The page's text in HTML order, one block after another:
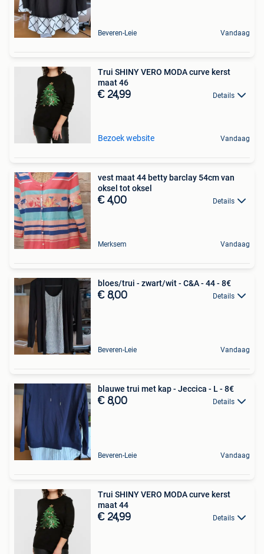
Beveren-Leie Vandaag
Trui SHINY VERO MODA curve kerst
maat 46
€ 24,99 Details
Bezoek website Vandaag
vest maat 44 betty barclay 54cm van
oksel tot oksel
€ 4,00 Details
Merksem Vandaag
bloes/trui - zwart/wit - C&A - 44 - 8€
€ 8,00 Details
Beveren-Leie Vandaag
blauwe trui met kap - Jeccica - L - 8€
€ 8,00 Details
Beveren-Leie Vandaag
Trui SHINY VERO MODA curve kerst
maat 44
€ 24,99 Details